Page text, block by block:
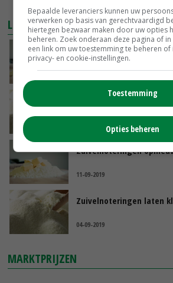
LEES OOK
Zuivelprijzen nog
Opmars zuivelprijzen zet
Zuivelnoteringen
11-09-2019
Zuivelnoteringen laten
04-09-2019
MARKTPRIJZEN
Bepaalde leveranciers kunnen uw
verwerken op basis van gerechtvaardigd
hiertegen bezwaar maken door uw opties
beheren. Zoek onderaan deze pagina of
een link om uw toestemming te beheren of
privacy- en cookie-instellingen.
Toestemming
Opties beheren